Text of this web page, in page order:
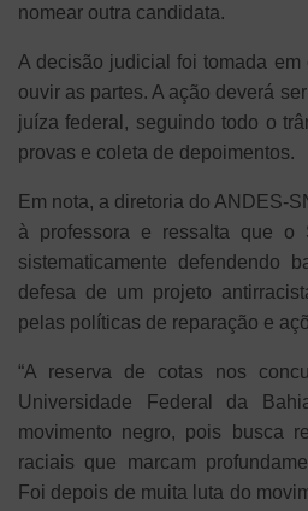
nomear outra candidata.
A decisão judicial foi tomada em
ouvir as partes. A ação deverá
juíza federal, seguindo todo o
provas e coleta de depoimentos.
Em nota, a diretoria do ANDES-
à professora e ressalta que o
sistematicamente defendendo
defesa de um projeto
pelas políticas de reparação e
“A reserva de cotas nos
Universidade Federal da
movimento negro, pois busca
raciais que marcam
Foi depois de muita luta do